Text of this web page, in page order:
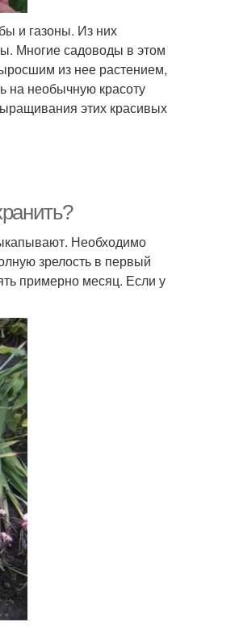
и газоны. Из них
Многие садоводы в этом
из нее растением,
на необычную красоту
этих красивых
Необходимо
зрелость в первый
примерно месяц. Если у